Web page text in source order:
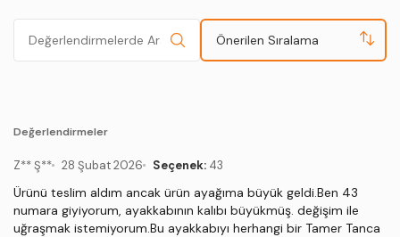
Önerilen Sıralama
Değerlendirmeler
Z** Ş** 28 Şubat 2026 Seçenek: 43
Ürünü teslim aldım ancak ürün ayağıma büyük geldi.Ben 43
numara giyiyorum, ayakkabının kalıbı büyükmüş. değişim ile
uğraşmak istemiyorum.Bu ayakkabıyı herhangi bir Tamer Tanca